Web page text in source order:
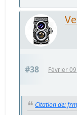
#38 Février
Citation de: